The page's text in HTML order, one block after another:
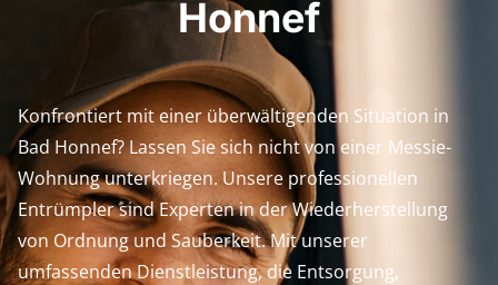
Honnef
Konfrontiert mit einer überwältigenden Situation in
Bad Honnef? Lassen Sie sich nicht von einer Messie-
Wohnung unterkriegen. Unsere professionellen
Entrümpler sind Experten in der Wiederherstellung
von Ordnung und Sauberkeit. Mit unserer
umfassenden Dienstleistung, die Entsorgung,